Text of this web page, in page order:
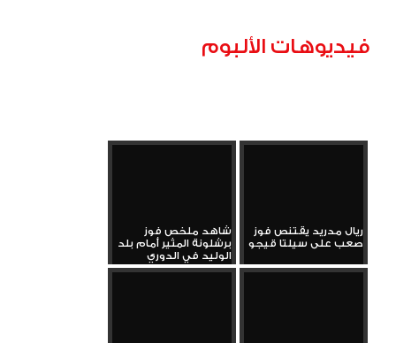
فيديوهات الألبوم
ريال مدريد يقتنص فوز
صعب على سيلتا قيجو
شاهد ملخص فوز
برشلونة المثير أمام بلد
الوليد في الدوري
الإسباني...